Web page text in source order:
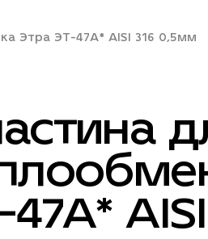
Этра ЭТ-47A* AISI 316 0,5мм
47A*